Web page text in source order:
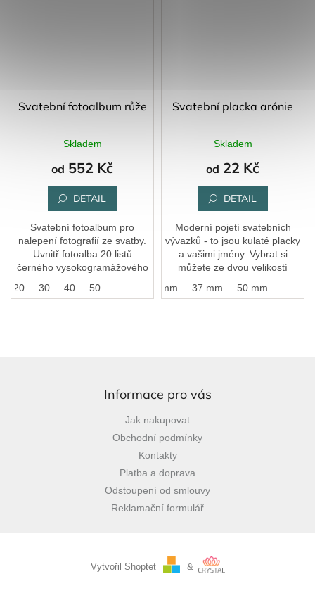
Svatební fotoalbum růže
Skladem
od 552 Kč
DETAIL
Svatební fotoalbum pro
nalepení fotografií ze svatby.
Uvnitř fotoalba 20 listů
černého vysokogramážového
20 30 40 50
Svatební placka arónie
Skladem
od 22 Kč
DETAIL
Moderní pojetí svatebních
vývazků - to jsou kulaté placky
a vašimi jmény. Vybrat si
můžete ze dvou velikostí
25 mm 37 mm 50 mm
Informace pro vás
Jak nakupovat
Obchodní podmínky
Kontakty
Platba a doprava
Odstoupení od smlouvy
Reklamační formulář
Vytvořil Shoptet &